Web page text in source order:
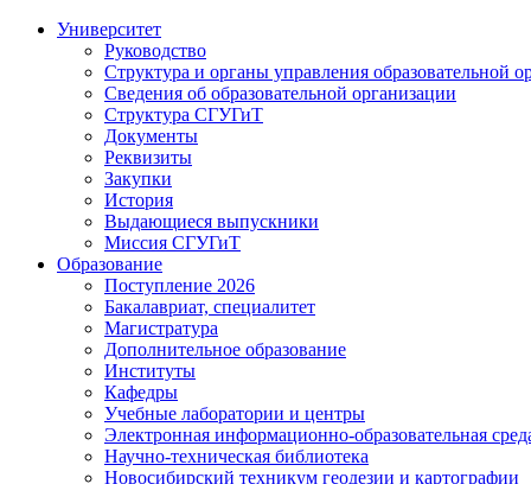
Университет
Руководство
Структура и органы управления образовательной
Сведения об образовательной организации
Структура СГУГиТ
Документы
Реквизиты
Закупки
История
Выдающиеся выпускники
Миссия СГУГиТ
Образование
Поступление 2026
Бакалавриат, специалитет
Магистратура
Дополнительное образование
Институты
Кафедры
Учебные лаборатории и центры
Электронная информационно-образовательная
Научно-техническая библиотека
Новосибирский техникум геодезии и картографии